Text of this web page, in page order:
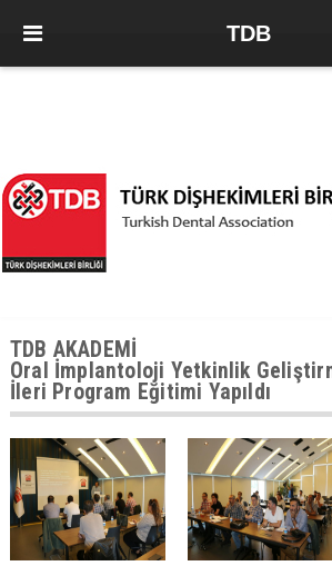
TDB
TDB AKADEMİ
Oral İmplantoloji Yetkinlik
İleri Program Eğitimi Yapıldı